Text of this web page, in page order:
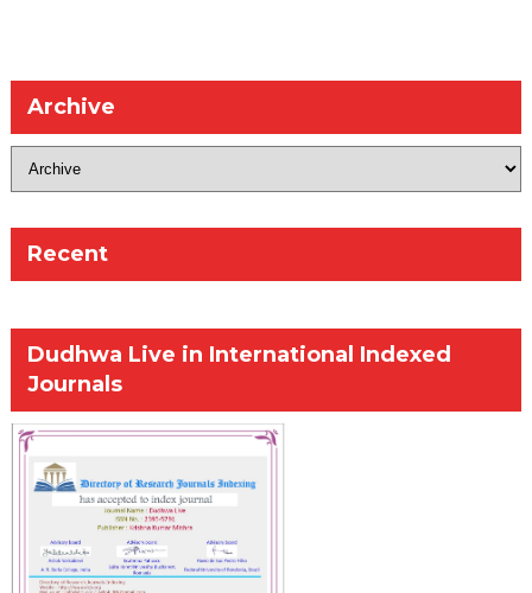
Archive
Recent
Dudhwa Live in International Indexed
Journals